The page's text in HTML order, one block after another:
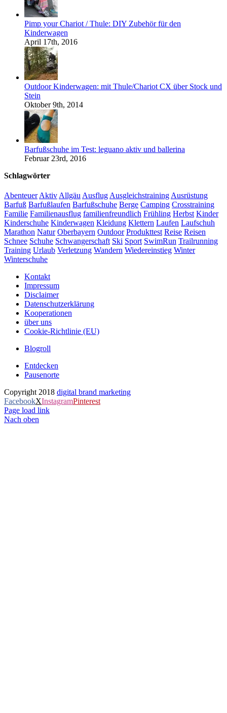
Pimp your Chariot / Thule: DIY Zubehör für den
Kinderwagen
April 17th, 2016
Outdoor Kinderwagen: mit Thule/Chariot CX über Stock und
Stein
Oktober 9th, 2014
Barfußschuhe im Test: leguano aktiv und ballerina
Februar 23rd, 2016
Schlagwörter
Abenteuer Aktiv Allgäu Ausflug Ausgleichstraining Ausrüstung
Barfuß Barfußlaufen Barfußschuhe Berge Camping Crosstraining
Familie Familienausflug familienfreundlich Frühling Herbst Kinder
Kinderschuhe Kinderwagen Kleidung Klettern Laufen Laufschuh
Marathon Natur Oberbayern Outdoor Produkttest Reise Reisen
Schnee Schuhe Schwangerschaft Ski Sport SwimRun Trailrunning
Training Urlaub Verletzung Wandern Wiedereinstieg Winter
Winterschuhe
Kontakt
Impressum
Disclaimer
Datenschutzerklärung
Kooperationen
über uns
Cookie-Richtlinie (EU)
Blogroll
Entdecken
Pausenorte
Copyright 2018 digital brand marketing
FacebookXInstagramPinterest
Page load link
Nach oben